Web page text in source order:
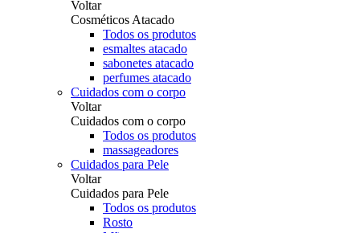
Voltar
Cosméticos Atacado
Todos os produtos
esmaltes atacado
sabonetes atacado
perfumes atacado
Cuidados com o corpo
Voltar
Cuidados com o corpo
Todos os produtos
massageadores
Cuidados para Pele
Voltar
Cuidados para Pele
Todos os produtos
Rosto